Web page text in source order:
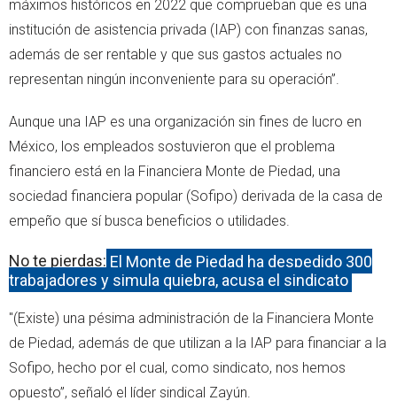
máximos históricos en 2022 que comprueban que es una
institución de asistencia privada (IAP) con finanzas sanas,
además de ser rentable y que sus gastos actuales no
representan ningún inconveniente para su operación”.
Aunque una IAP es una organización sin fines de lucro en
México, los empleados sostuvieron que el problema
financiero está en la Financiera Monte de Piedad, una
sociedad financiera popular (Sofipo) derivada de la casa de
empeño que sí busca beneficios o utilidades.
No te pierdas: El Monte de Piedad ha despedido 300
trabajadores y simula quiebra, acusa el sindicato
"(Existe) una pésima administración de la Financiera Monte
de Piedad, además de que utilizan a la IAP para financiar a la
Sofipo, hecho por el cual, como sindicato, nos hemos
opuesto”, señaló el líder sindical Zayún.